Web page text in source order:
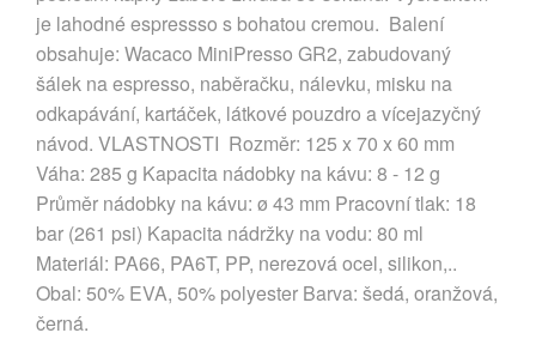
je lahodné espressso s bohatou cremou. Balení
obsahuje: Wacaco MiniPresso GR2, zabudovaný
šálek na espresso, naběračku, nálevku, misku na
odkapávání, kartáček, látkové pouzdro a vícejazyčný
návod. VLASTNOSTI Rozměr: 125 x 70 x 60 mm
Váha: 285 g Kapacita nádobky na kávu: 8 - 12 g
Průměr nádobky na kávu: ø 43 mm Pracovní tlak: 18
bar (261 psi) Kapacita nádržky na vodu: 80 ml
Materiál: PA66, PA6T, PP, nerezová ocel, silikon,..
Obal: 50% EVA, 50% polyester Barva: šedá, oranžová,
černá.